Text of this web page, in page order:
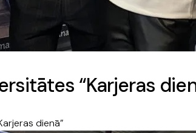
“Karjeras
dienā”